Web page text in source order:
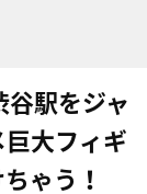
谷駅をジャ
大フィギ
ゃう！